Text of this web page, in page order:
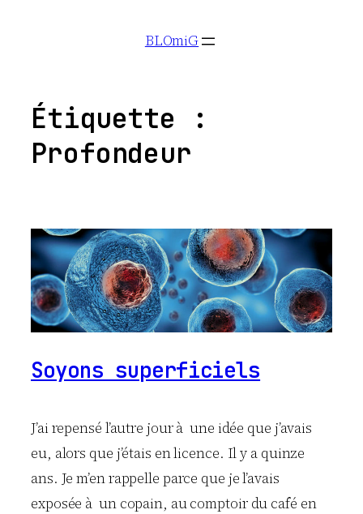
BLOmiG
Étiquette :
Profondeur
Soyons superficiels
J’ai repensé l’autre jour à une idée que j’avais
eu, alors que j’étais en licence. Il y a quinze
ans. Je m’en rappelle parce que je l’avais
exposée à un copain, au comptoir du café en